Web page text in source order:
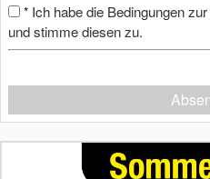
* Ich habe die Bedingungen
und stimme diesen zu.